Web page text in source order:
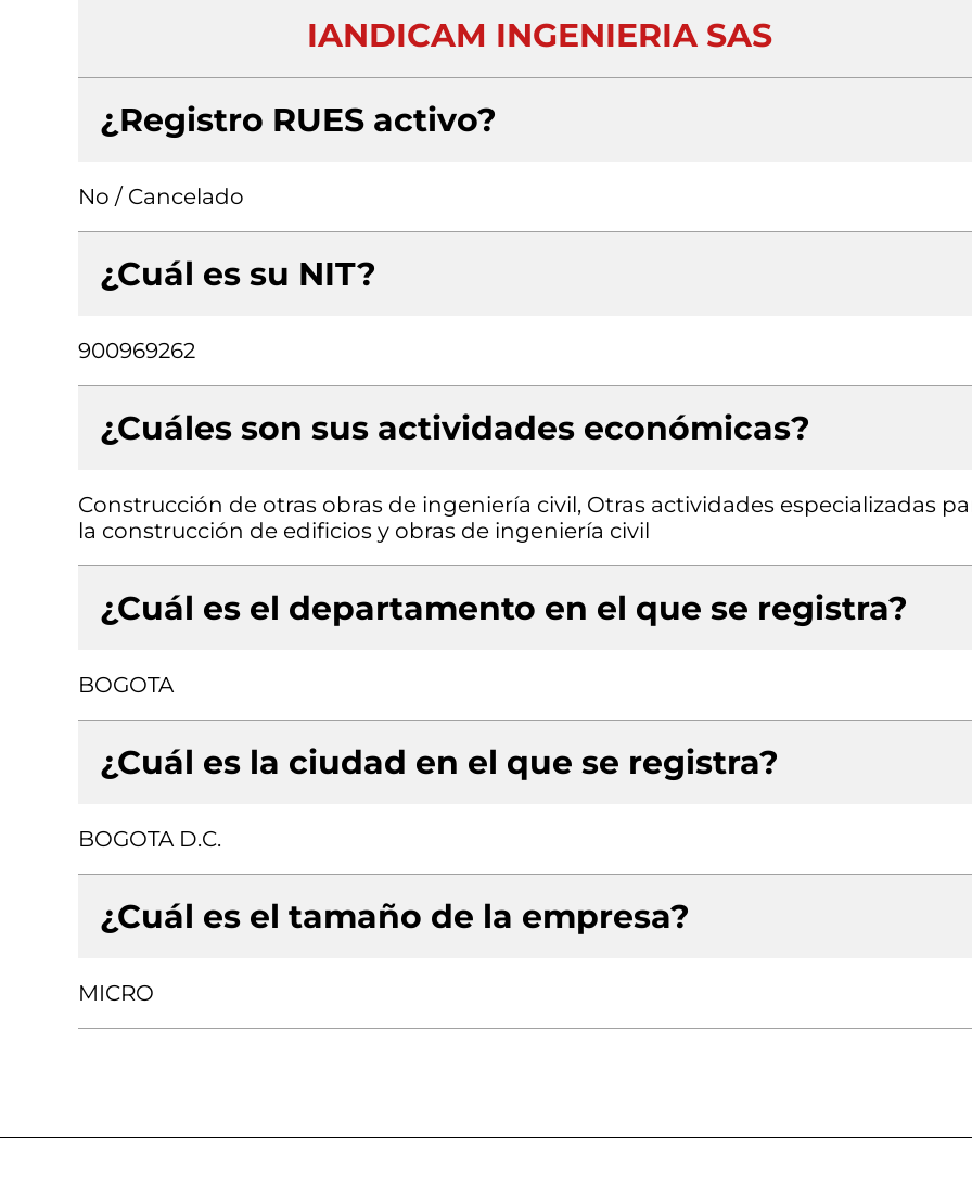
IANDICAM INGENIERIA SAS
¿Registro RUES activo?
No / Cancelado
¿Cuál es su NIT?
900969262
¿Cuáles son sus actividades económicas?
Construcción de otras obras de ingeniería civil, Otras actividades especializadas
la construcción de edificios y obras de ingeniería civil
¿Cuál es el departamento en el que se registra?
BOGOTA
¿Cuál es la ciudad en el que se registra?
BOGOTA D.C.
¿Cuál es el tamaño de la empresa?
MICRO